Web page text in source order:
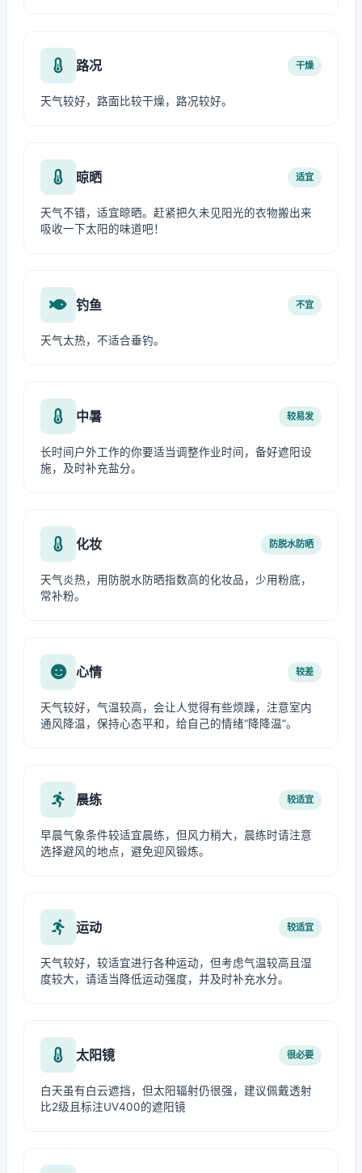
路况 干燥
天气较好，路面比较干燥，路况较好。
晾晒 适宜
天气不错，适宜晾晒。赶紧把久未见阳光的衣物搬出来
吸收一下太阳的味道吧！
钓鱼 不宜
天气太热，不适合垂钓。
中暑 较易发
长时间户外工作的你要适当调整作业时间，备好遮阳设
施，及时补充盐分。
化妆 防脱水防晒
天气炎热，用防脱水防晒指数高的化妆品，少用粉底，
常补粉。
心情 较差
天气较好，气温较高，会让人觉得有些烦躁，注意室内
通风降温，保持心态平和，给自己的情绪“降降温”。
晨练 较适宜
早晨气象条件较适宜晨练，但风力稍大，晨练时请注意
选择避风的地点，避免迎风锻炼。
运动 较适宜
天气较好，较适宜进行各种运动，但考虑气温较高且湿
度较大，请适当降低运动强度，并及时补充水分。
太阳镜 很必要
白天虽有白云遮挡，但太阳辐射仍很强，建议佩戴透射
比2级且标注UV400的遮阳镜